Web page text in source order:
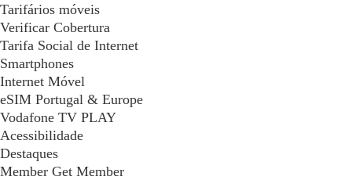
Tarifários móveis
Verificar Cobertura
Tarifa Social de Internet
Smartphones
Internet Móvel
eSIM Portugal & Europe
Vodafone TV PLAY
Acessibilidade
Destaques
Member Get Member